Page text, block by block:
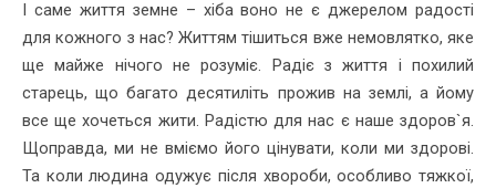
І саме життя земне – хіба воно не є джерелом радості
для кожного з нас? Жит­тям тішиться вже немовлятко, яке
ще майже нічого не розуміє. Радіє з життя і похилий
старець, що багато десятиліть прожив на землі, а йому
все ще хочеться жити. Ра­дістю для нас є наше здоров`я.
Щоправда, ми не вміємо його цінувати, коли ми здо­рові.
Та коли людина одужує після хворо­би, особливо тяжкої,